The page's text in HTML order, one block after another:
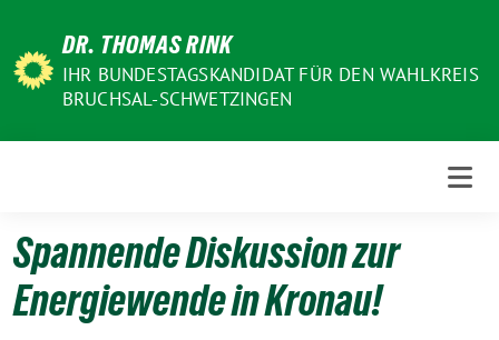
Inhalt
DR. THOMAS RINK
IHR BUNDESTAGSKANDIDAT FÜR DEN WAHLKREIS
BRUCHSAL-SCHWETZINGEN
Spannende Diskussion zur
Energiewende in Kronau!